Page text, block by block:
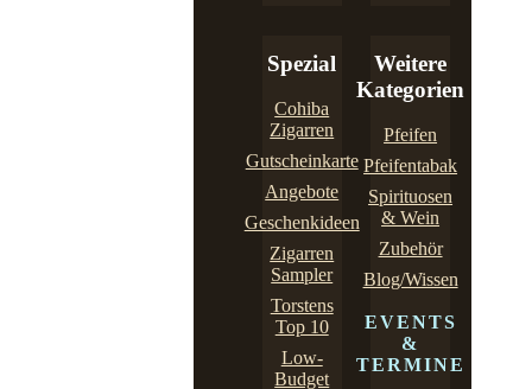
Spezial
Cohiba
Zigarren
Gutscheinkarte
Angebote
Geschenkideen
Zigarren
Sampler
Torstens
Top 10
Low-
Budget
Weitere
Kategorien
Pfeifen
Pfeifentabak
Spirituosen
& Wein
Zubehör
Blog/Wissen
EVENTS
&
TERMINE